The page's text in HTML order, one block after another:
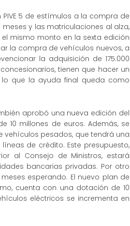
5 de estímulos a la compra de
y las matriculaciones al alza,
mismo monto en la sexta edición
la compra de vehículos nuevos, a
la adquisición de 175.000
tienen que hacer un
que la ayuda final queda como
aprobó una nueva edición del
10 millones de euros. Además, se
vehículos pesados, que tendrá una
de crédito. Este presupuesto,
al Consejo de Ministros, estará
bancarias privadas. Por otro
esperando. El nuevo plan de
cuenta con una dotación de 10
eléctricos se incrementa en